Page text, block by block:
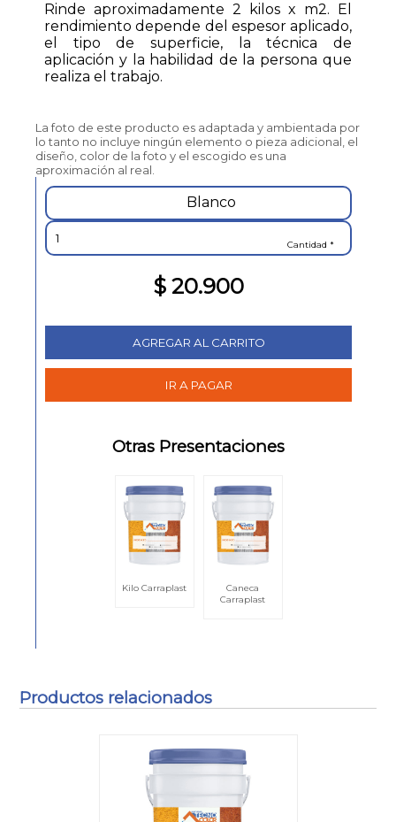
Rinde aproximadamente 2 kilos x m2. El
rendimiento depende del espesor aplicado,
el tipo de superficie, la técnica de
aplicación y la habilidad de la persona que
realiza el trabajo.
La foto de este producto es adaptada y ambientada por
lo tanto no incluye ningún elemento o pieza adicional, el
diseño, color de la foto y el escogido es una
aproximación al real.
Blanco
Cantidad *
$ 20.900
Otras Presentaciones
Kilo Carraplast
Caneca
Carraplast
Productos relacionados